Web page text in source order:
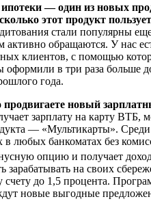
— один из новых
этот продукт
стали популярны еще
обращаются. У нас
клиентов, с помощью
оформили в три раза больше
года.
новый
зарплату на карту ВТБ,
— «Мультикарты».
в любых банкоматах без
опцию и получает доход
зарабатывать на своих
счету до 1,5 процента.
новые выгодные